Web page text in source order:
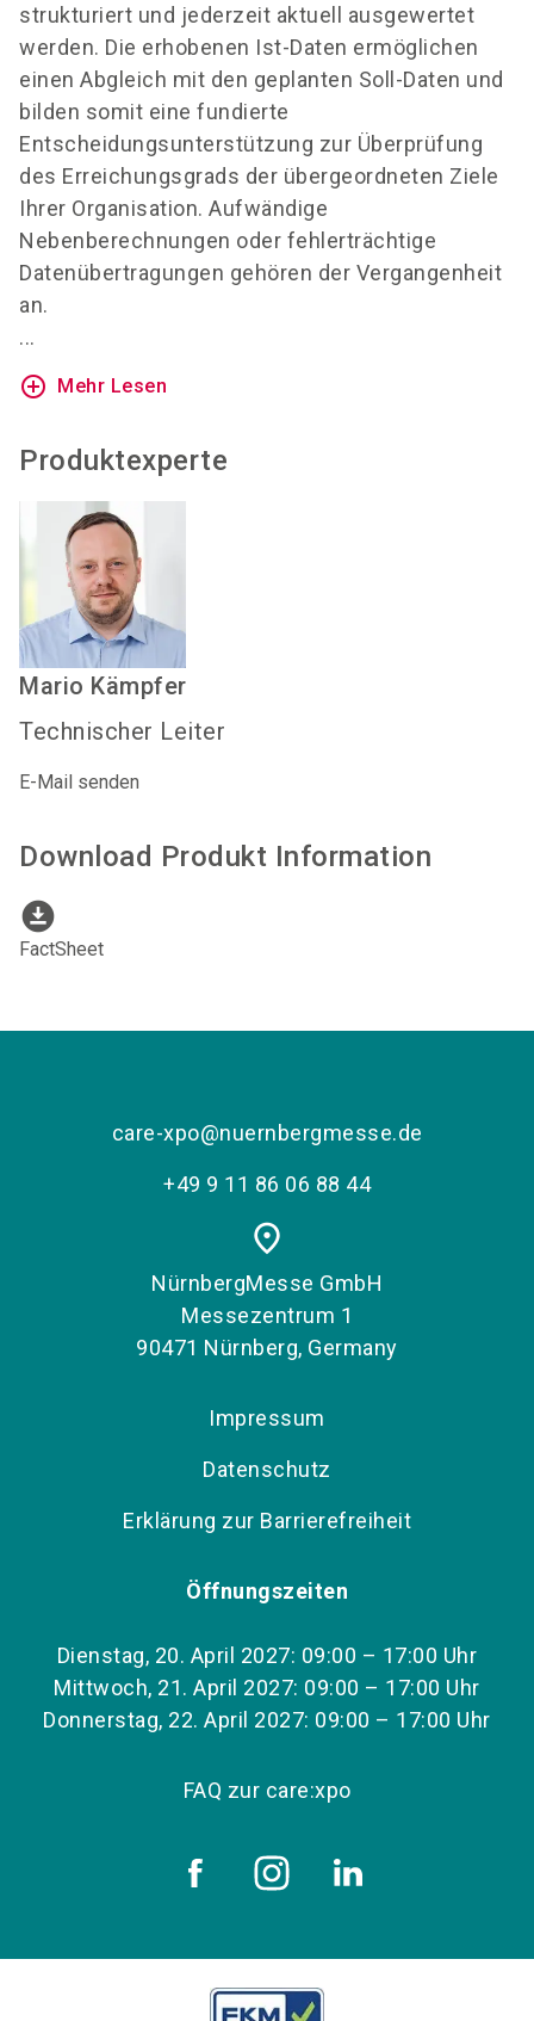
strukturiert und jederzeit aktuell ausgewertet
werden. Die erhobenen Ist-Daten ermöglichen
einen Abgleich mit den geplanten Soll-Daten und
bilden somit eine fundierte
Entscheidungsunterstützung zur Überprüfung
des Erreichungsgrads der übergeordneten Ziele
Ihrer Organisation. Aufwändige
Nebenberechnungen oder fehlerträchtige
Datenübertragungen gehören der Vergangenheit
an.
...
add_circle_outline Mehr Lesen
Produktexperte
Mario Kämpfer
Technischer Leiter
E-Mail senden
Download Produkt Information
download_for_offline
FactSheet
care-xpo@nuernbergmesse.de
+49 9 11 86 06 88 44
place
NürnbergMesse GmbH
Messezentrum 1
90471 Nürnberg, Germany
Impressum
Datenschutz
Erklärung zur Barrierefreiheit
Öffnungszeiten
Dienstag, 20. April 2027: 09:00 – 17:00 Uhr
Mittwoch, 21. April 2027: 09:00 – 17:00 Uhr
Donnerstag, 22. April 2027: 09:00 – 17:00 Uhr
FAQ zur care:xpo